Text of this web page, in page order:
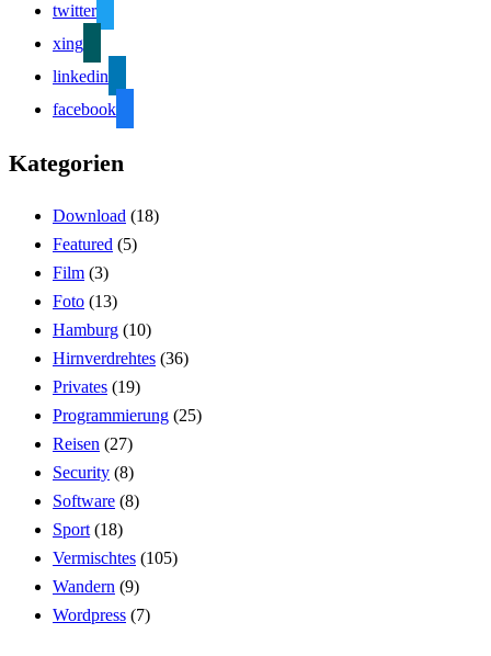
twitter
xing
linkedin
facebook
Kategorien
Download (18)
Featured (5)
Film (3)
Foto (13)
Hamburg (10)
Hirnverdrehtes (36)
Privates (19)
Programmierung (25)
Reisen (27)
Security (8)
Software (8)
Sport (18)
Vermischtes (105)
Wandern (9)
Wordpress (7)